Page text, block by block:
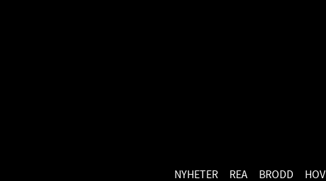
NYHETER REA BRODD